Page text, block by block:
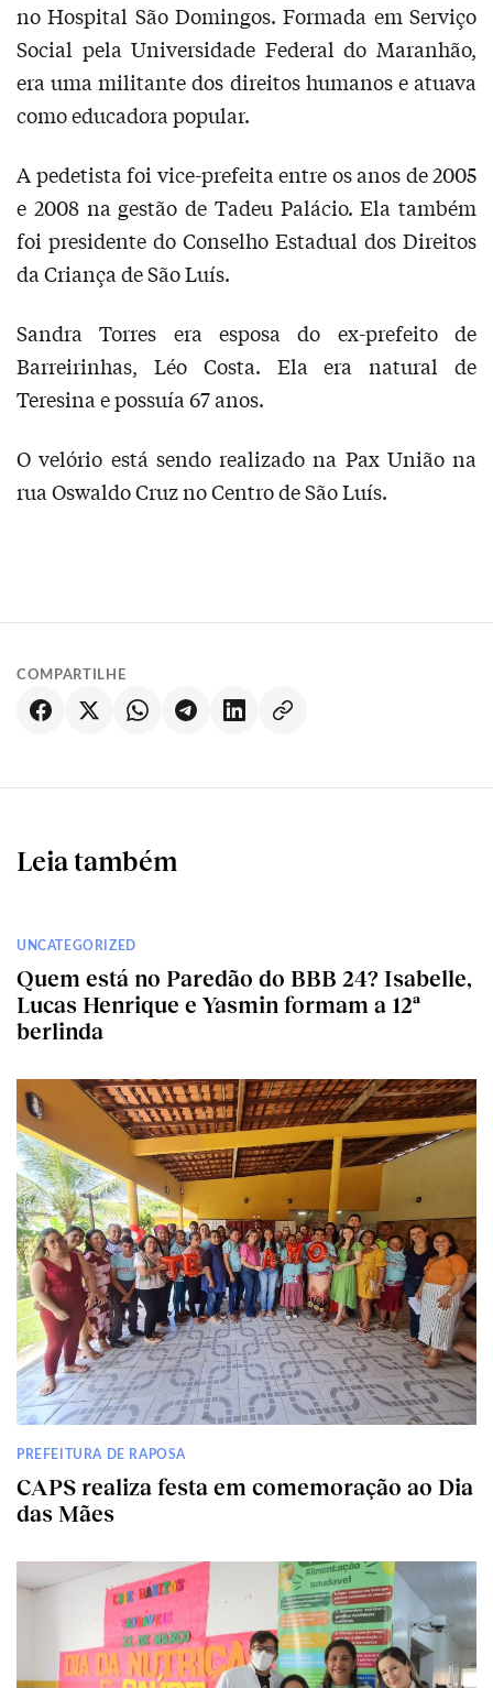
no Hospital São Domingos. Formada em Serviço
Social pela Universidade Federal do Maranhão,
era uma militante dos direitos humanos e atuava
como educadora popular.
A pedetista foi vice-prefeita entre os anos de 2005
e 2008 na gestão de Tadeu Palácio. Ela também
foi presidente do Conselho Estadual dos Direitos
da Criança de São Luís.
Sandra Torres era esposa do ex-prefeito de
Barreirinhas, Léo Costa. Ela era natural de
Teresina e possuía 67 anos.
O velório está sendo realizado na Pax União na
rua Oswaldo Cruz no Centro de São Luís.
COMPARTILHE
Leia também
UNCATEGORIZED
Quem está no Paredão do BBB 24? Isabelle,
Lucas Henrique e Yasmin formam a 12ª
berlinda
PREFEITURA DE RAPOSA
CAPS realiza festa em comemoração ao Dia
das Mães